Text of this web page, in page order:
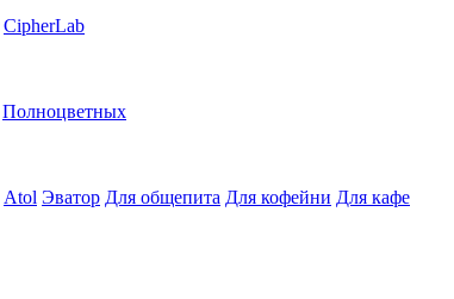
CipherLab
Полноцветных
Atol Эватор Для общепита Для кофейни Для кафе